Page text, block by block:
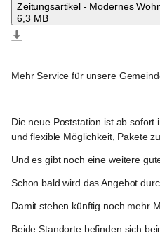
Zeitungsartikel - Modernes
6,3 MB
Mehr Service für unsere
Die neue Poststation ist ab
und flexible Möglichkeit, Pakete
Und es gibt noch eine weitere
Schon bald wird das Angebot
Damit stehen künftig noch mehr
Beide Standorte befinden sich